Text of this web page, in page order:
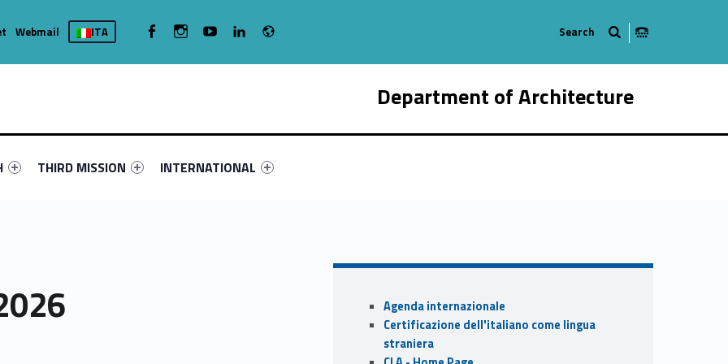
Department of Architecture
49041-4
#link-menu-primary-20489-16
Link identifier #link-menu-primary-20096-19
THIRD MISSION
Link identifier #link-menu-primary-6973-21
INTERNATIONAL
Webmail ITA WebMan on FacebookWebMan on InstagramWebMan on YoutubeWebMan on Linkedin
Sidebar
Agenda internazionale
Certificazione dell'italiano come lingua
straniera